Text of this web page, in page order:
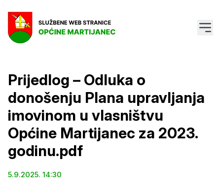
Prijedlog – Odluka o
donošenju Plana upravljanja
imovinom u vlasništvu
Općine Martijanec za 2023.
godinu.pdf
5.9.2025. 14:30